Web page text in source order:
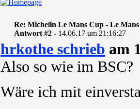
Re: Michelin Le Mans Cup - Le Mans
Antwort #2 - 14.06.17 um 21:16:27
hrkothe schrieb am
Also so wie im BSC?
Wäre ich mit